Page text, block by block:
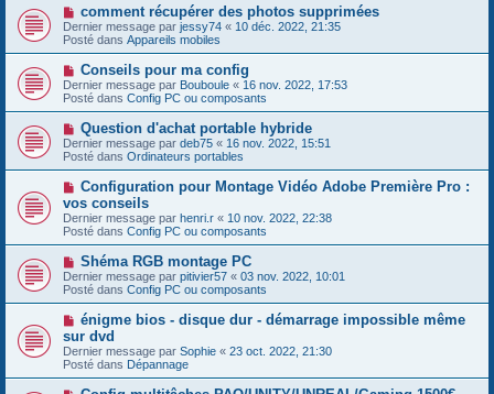
s
s
a
g
e
a
u
m
e
s
s
a
g
e
N
o
u
v
a
u
m
e
s
s
a
g
e
comment récupérer des photos supprimées
Dernier message par jessy74 « 10 déc. 2022, 21:35
Posté dans Appareils mobiles
N
o
u
v
a
u
m
e
s
s
a
g
e
Conseils pour ma config
Dernier message par Bouboule « 16 nov. 2022, 17:53
Posté dans Config PC ou composants
N
o
u
v
a
u
m
e
s
s
a
g
e
Question d'achat portable hybride
Dernier message par deb75 « 16 nov. 2022, 15:51
Posté dans Ordinateurs portables
N
u
v
e
a
u
m
e
s
s
a
g
e
Configuration pour Montage Vidéo Adobe Première Pro :
vos conseils
Dernier message par henri.r « 10 nov. 2022, 22:38
Posté dans Config PC ou composants
N
o
u
v
a
u
m
e
s
s
Shéma RGB montage PC
Dernier message par pitivier57 « 03 nov. 2022, 10:01
Posté dans Config PC ou composants
N
u
v
e
a
énigme bios - disque dur - démarrage impossible même
sur dvd
Dernier message par Sophie « 23 oct. 2022, 21:30
Posté dans Dépannage
N